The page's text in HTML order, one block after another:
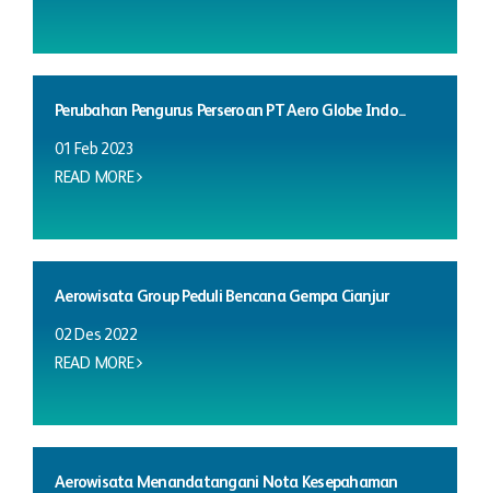
Perubahan Pengurus Perseroan PT Aero Globe Indo...
01 Feb 2023
READ MORE
Aerowisata Group Peduli Bencana Gempa Cianjur
02 Des 2022
READ MORE
Aerowisata Menandatangani Nota Kesepahaman